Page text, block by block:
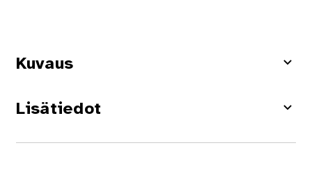
Kuvaus
Lisätiedot